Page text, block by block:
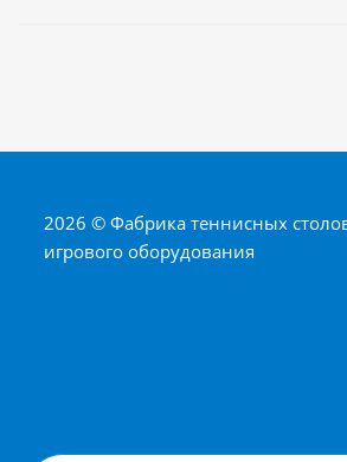
2026 © Фабрика теннисных
игрового оборудования